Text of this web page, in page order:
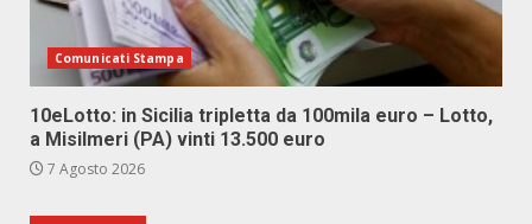
Comunicati Stampa
10eLotto: in Sicilia tripletta da 100mila euro – Lotto,
a Misilmeri (PA) vinti 13.500 euro
7 Agosto 2026